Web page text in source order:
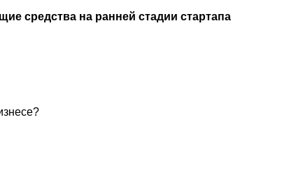
средства на ранней стадии стартапа